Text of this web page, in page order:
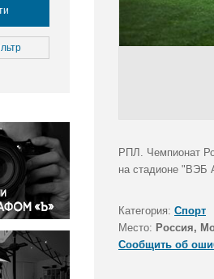
конфликты
РПЛ. Чемпионат
на стадионе "ВЭБ
Категория: Спорт
Место: Россия,
Сообщить об